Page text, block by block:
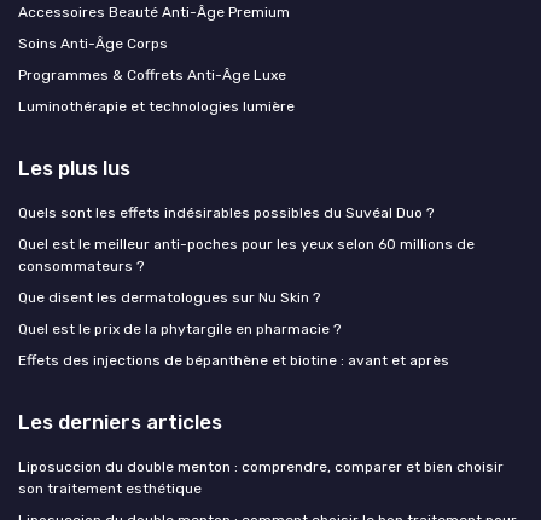
Accessoires Beauté Anti-Âge Premium
Soins Anti-Âge Corps
Programmes & Coffrets Anti-Âge Luxe
Luminothérapie et technologies lumière
Les plus lus
Quels sont les effets indésirables possibles du Suvéal Duo ?
Quel est le meilleur anti-poches pour les yeux selon 60 millions de
consommateurs ?
Que disent les dermatologues sur Nu Skin ?
Quel est le prix de la phytargile en pharmacie ?
Effets des injections de bépanthène et biotine : avant et après
Les derniers articles
Liposuccion du double menton : comprendre, comparer et bien choisir
son traitement esthétique